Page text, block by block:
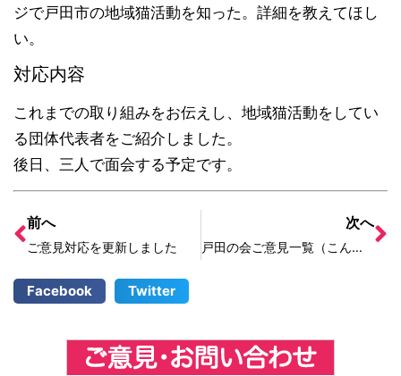
ジで戸田市の地域猫活動を知った。詳細を教えてほし
い。
対応内容
これまでの取り組みをお伝えし、地域猫活動をしてい
る団体代表者をご紹介しました。
後日、三人で面会する予定です。
前へ
ご意見対応を更新しました
次へ
戸田の会ご意見一覧（こんの対応分）を更新しました
Facebook Twitter